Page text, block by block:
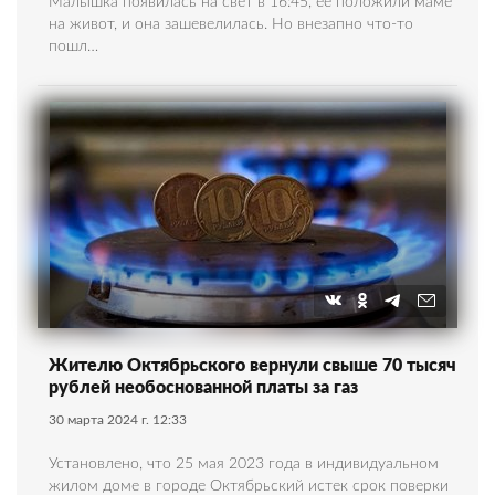
на живот, и она зашевелилась. Но внезапно что-то
пошл…
Жителю Октябрьского вернули свыше 70 тысяч
рублей необоснованной платы за газ
30 марта 2024 г. 12:33
Установлено, что 25 мая 2023 года в индивидуальном
жилом доме в городе Октябрьский истек срок поверки